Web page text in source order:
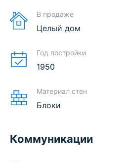
В продаже
Целый дом
Год постройки
1950
Материал стен
Блоки
Коммуникации